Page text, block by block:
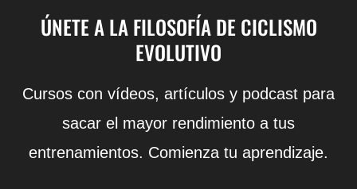
ÚNETE A LA FILOSOFÍA DE CICLISMO
EVOLUTIVO
Cursos con vídeos, artículos y podcast para
sacar el mayor rendimiento a tus
entrenamientos. Comienza tu aprendizaje.